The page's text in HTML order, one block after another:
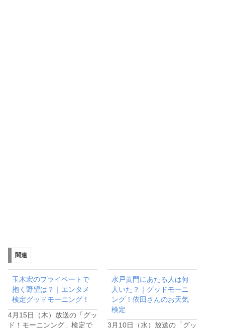
関連
玉木宏のプライベートで
抱く野望は？｜エンタメ
検定グッドモーニング！
4月15日（木）放送の「グッ
ド！モーニンング」検定で
水戸黄門にあたる人は何
人いた？｜グッドモーニ
ング！依田さんのお天気
検定
3月10日（水）放送の「グッ